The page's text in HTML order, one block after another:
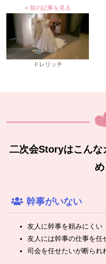
« 前の記事を見る
ドレリッチ
二次会Storyはこんな
め
幹事がいない
友人に幹事を頼みにくい
友人には幹事の仕事を任
司会を任せたいが断られ